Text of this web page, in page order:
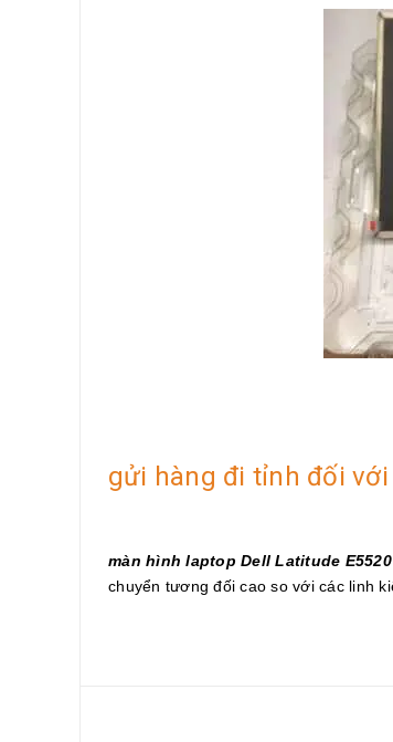
gửi hàng đi tỉnh đối
màn hình laptop Dell Latitude E5520
chuyển tương đối cao so với các linh